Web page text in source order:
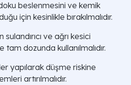
beslenmesini ve kemik
için kesinlikle bırakılmalıdır.
ve ağrı kesici
dozunda kullanılmalıdır.
yapılarak düşme riskine
artırılmalıdır.